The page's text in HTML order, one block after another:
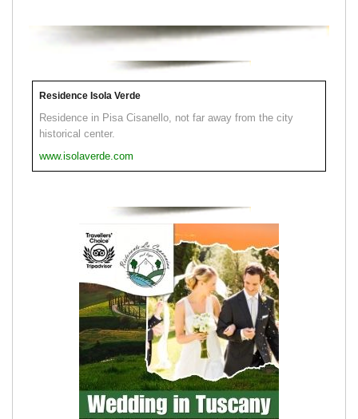
Residence Isola Verde
Residence in Pisa Cisanello, not far away from the city
historical center.
www.isolaverde.com